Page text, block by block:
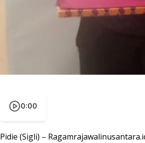
0:00
Pidie (Sigli) –